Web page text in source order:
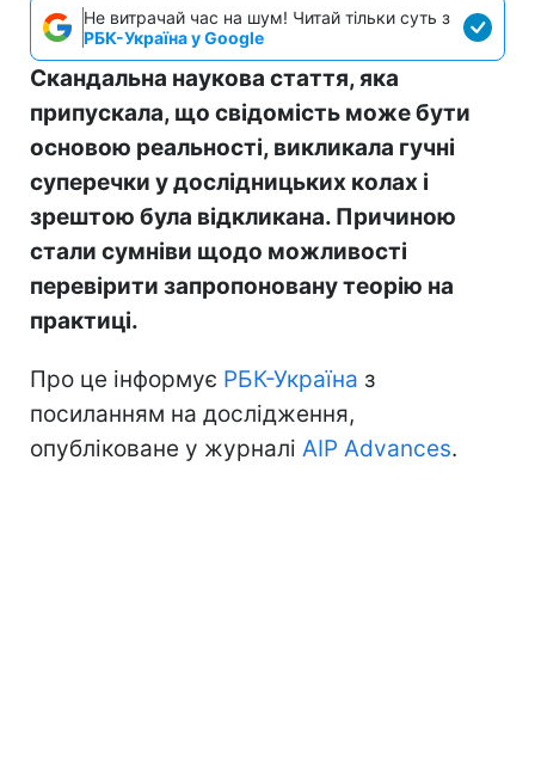
Не витрачай час на шум! Читай тільки суть з
РБК-Україна у Google
Скандальна наукова стаття, яка
припускала, що свідомість може бути
основою реальності, викликала гучні
суперечки у дослідницьких колах і
зрештою була відкликана. Причиною
стали сумніви щодо можливості
перевірити запропоновану теорію на
практиці.
Про це інформує РБК-Україна з
посиланням на дослідження,
опубліковане у журналі AIP Advances.